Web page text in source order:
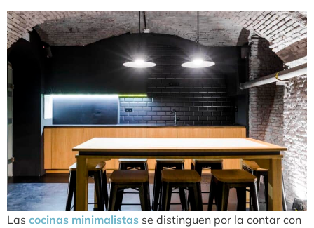
Las cocinas minimalistas se distinguen por la contar con